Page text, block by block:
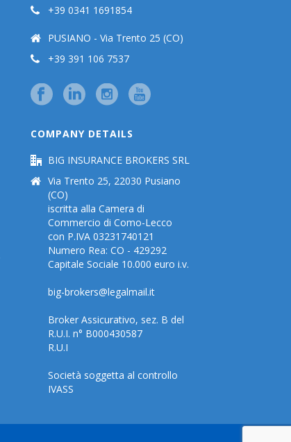
+39 0341 1691854
PUSIANO - Via Trento 25 (CO)
+39 391 106 7537
COMPANY DETAILS
BIG INSURANCE BROKERS SRL
Via Trento 25, 22030 Pusiano
(CO)
iscritta alla Camera di
Commercio di Como-Lecco
con P.IVA 03231740121
Numero Rea: CO - 429292
Capitale Sociale 10.000 euro i.v.
big-brokers@legalmail.it
Broker Assicurativo, sez. B del
R.U.I. n° B000430587
R.U.I
Società soggetta al controllo
IVASS